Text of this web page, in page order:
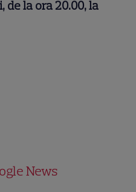
de la ora 20.00, la
News